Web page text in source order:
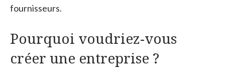
fournisseurs.
Pourquoi voudriez-vous
créer une entreprise ?